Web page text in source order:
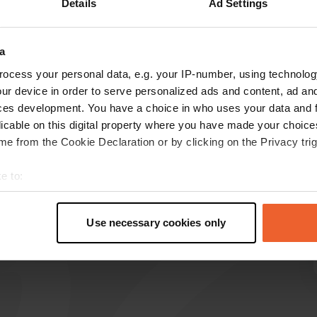
Details Ad Settings
your personal data, e.g. your IP-number, using
device in order to serve personalized ads and content, ad
development. You have a choice in who uses your data and
on this digital property where you have made your
from the Cookie Declaration or by clicking on the Privacy
to:
geographical location which can be accurate to within
personal data is processed and set your preferences in the
Use necessary cookies only
(6) Montre plus
avis
Bierdop
sept. 2025
chaleureux. Agréable et calme. Belle vue.
Traduit par GoogleAfficher l'original